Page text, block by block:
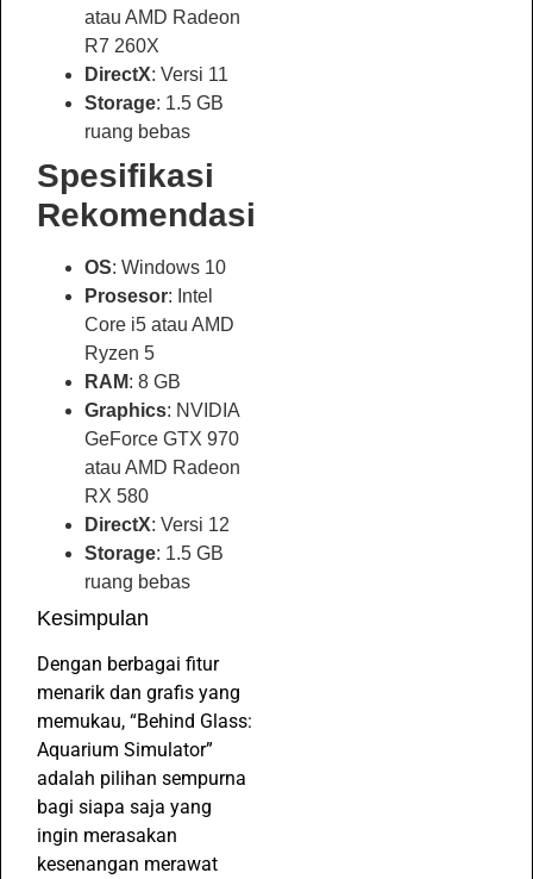
atau AMD Radeon
R7 260X
DirectX: Versi 11
Storage: 1.5 GB
ruang bebas
Spesifikasi
Rekomendasi
OS: Windows 10
Prosesor: Intel
Core i5 atau AMD
Ryzen 5
RAM: 8 GB
Graphics: NVIDIA
GeForce GTX 970
atau AMD Radeon
RX 580
DirectX: Versi 12
Storage: 1.5 GB
ruang bebas
Kesimpulan
Dengan berbagai fitur
menarik dan grafis yang
memukau, “Behind Glass:
Aquarium Simulator”
adalah pilihan sempurna
bagi siapa saja yang
ingin merasakan
kesenangan merawat